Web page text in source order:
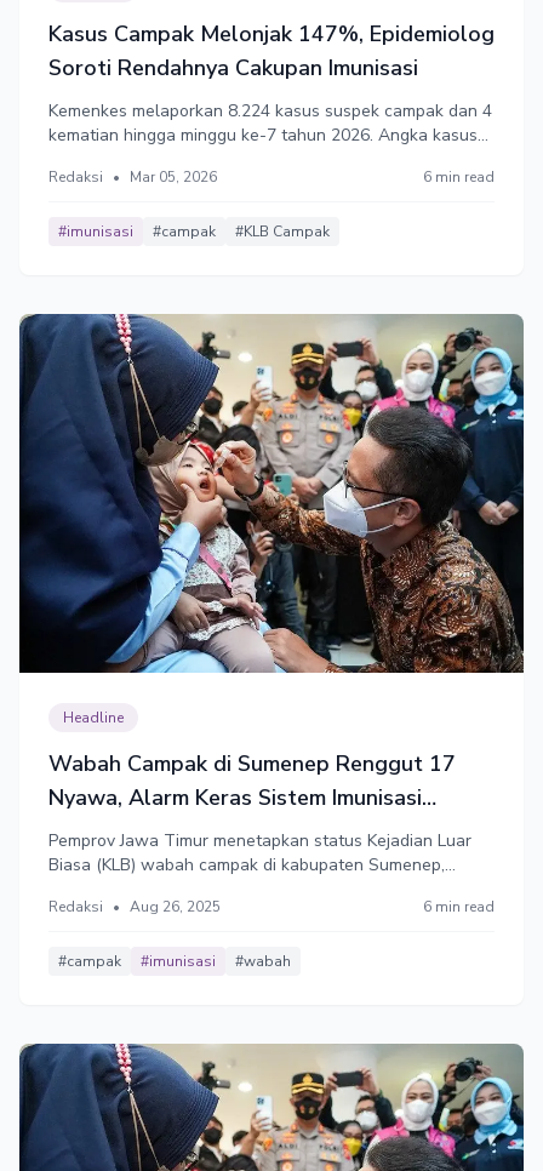
Kasus Campak Melonjak 147%, Epidemiolog
Soroti Rendahnya Cakupan Imunisasi
Kemenkes melaporkan 8.224 kasus suspek campak dan 4
kematian hingga minggu ke-7 tahun 2026. Angka kasus
waspada Kejadian Luar Biasa (KLB) di 11 Provinsi.
rutin selama pandemi.
Redaksi • Mar 05, 2026 6 min read
#imunisasi #campak #KLB Campak
Headline
Wabah Campak di Sumenep Renggut 17
Nyawa, Alarm Keras Sistem Imunisasi
Nasional
Pemprov Jawa Timur menetapkan status Kejadian Luar
Biasa (KLB) wabah campak di kabupaten Sumenep,
cakupan imunisasi di wilayah tersebut. Sebanyak 17 anak
Redaksi • Aug 26, 2025 6 min read
#campak #imunisasi #wabah